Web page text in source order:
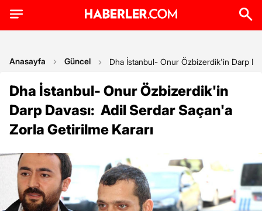
Anasayfa Güncel Dha İstanbul- Onur Özbizerdik'in Darp
Dha İstanbul- Onur Özbizerdik'in
Darp Davası: Adil Serdar Saçan'a
Zorla Getirilme Kararı